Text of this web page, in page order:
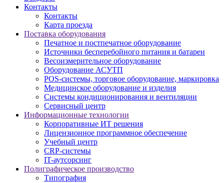
Контакты
Контакты
Карта проезда
Поставка оборудования
Печатное и постпечатное оборудование
Источники бесперебойного питания и батареи
Весоизмерительное оборудование
Оборудование АСУТП
POS-системы, торговое оборудование, маркировка
Медицинское оборудование и изделия
Системы кондиционирования и вентиляции
Сервисный центр
Информационные технологии
Корпоративные ИТ решения
Лицензионное программное обеспечение
Учебный центр
CRP-системы
IT-аутсорсинг
Полиграфическое производство
Типография